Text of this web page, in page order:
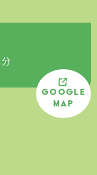
Google
Map